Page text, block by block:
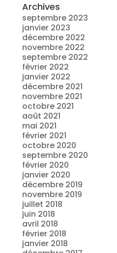
Archives
septembre 2023
janvier 2023
décembre 2022
novembre 2022
septembre 2022
février 2022
janvier 2022
décembre 2021
novembre 2021
octobre 2021
août 2021
mai 2021
février 2021
octobre 2020
septembre 2020
février 2020
janvier 2020
décembre 2019
novembre 2019
juillet 2018
juin 2018
avril 2018
février 2018
janvier 2018